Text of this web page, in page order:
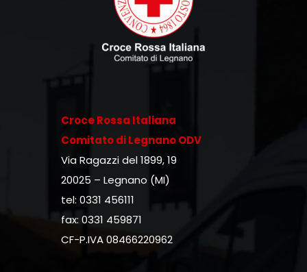
Croce Rossa Italiana
Comitato di Legnano ODV
Via Ragazzi del 1899, 19
20025 – Legnano (MI)
tel: 0331 456111
fax: 0331 459871
CF-P.IVA 08466220962